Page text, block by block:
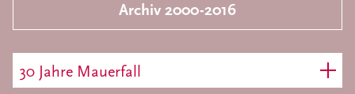
Archiv 2000-2016
30 Jahre Mauerfall